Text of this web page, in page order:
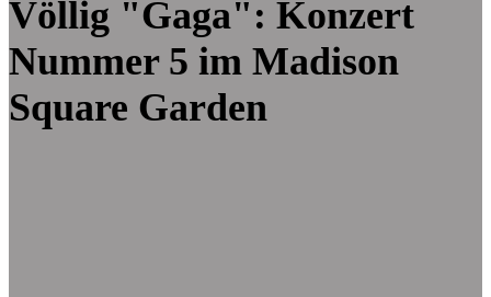
Völlig "Gaga": Konzert
Nummer 5 im Madison
Square Garden